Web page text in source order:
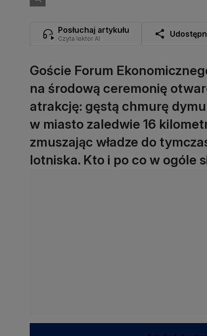
Posłuchaj artykułu
Czyta lektor AI
Goście Forum
na środową ceremonię
atrakcję: gęstą chmurę
w miasto zaledwie 16
zmuszając władze do
lotniska. Kto i po co w ogóle